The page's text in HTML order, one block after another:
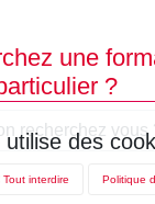
une
?
des
Tout interdire Politique